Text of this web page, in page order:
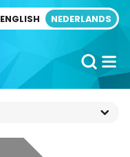
ENGLISH NEDERLANDS